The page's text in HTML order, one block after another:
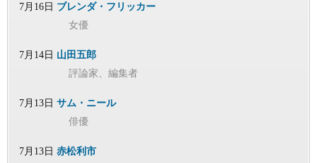
7月16日 ブレンダ・フリッカー
女優
7月14日 山田五郎
評論家、編集者
7月13日 サム・ニール
俳優
7月13日 赤松利市